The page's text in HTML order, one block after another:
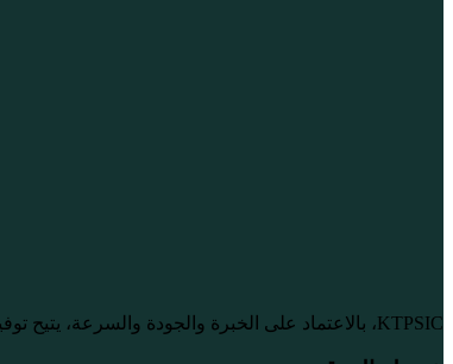
KTPSIC، بالاعتماد على الخبرة والجودة والسرعة، يتيح توفير المواد الكيميائية بشكل موثوق للصناعات الكبرى على مستوى احترافي.